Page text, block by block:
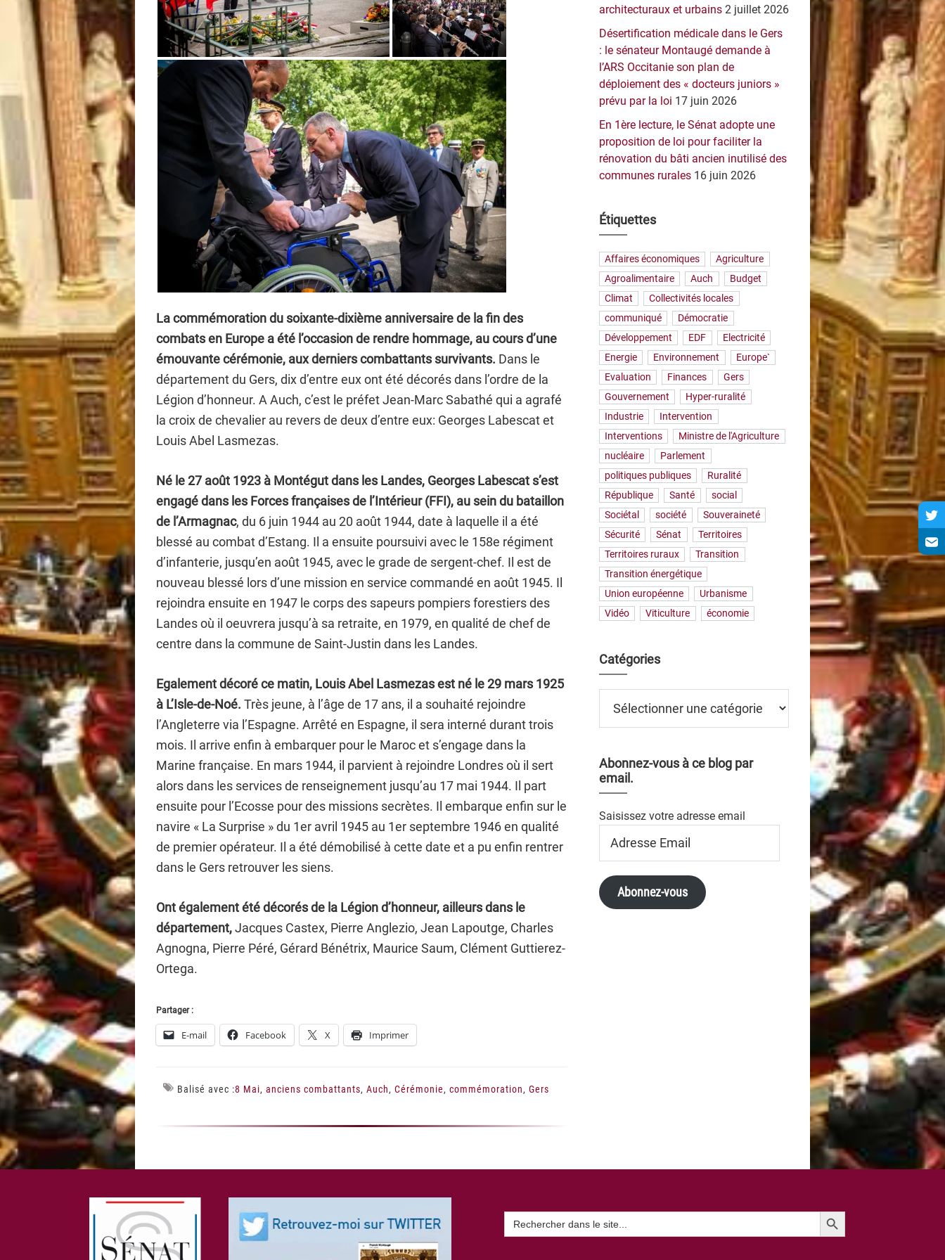
La commémoration du soixante-dixième anniversaire de la fin des
combats en Europe a été l’occasion de rendre hommage, au cours d’une
émouvante cérémonie, aux derniers combattants survivants. Dans le
département du Gers, dix d’entre eux ont été décorés dans l’ordre de la
Légion d’honneur. A Auch, c’est le préfet Jean-Marc Sabathé qui a agrafé
la croix de chevalier au revers de deux d’entre eux: Georges Labescat et
Louis Abel Lasmezas.
Né le 27 août 1923 à Montégut dans les Landes, Georges Labescat s’est
engagé dans les Forces françaises de l’Intérieur (FFI), au sein du bataillon
de l’Armagnac, du 6 juin 1944 au 20 août 1944, date à laquelle il a été
blessé au combat d’Estang. Il a ensuite poursuivi avec le 158e régiment
d’infanterie, jusqu’en août 1945, avec le grade de sergent-chef. Il est de
nouveau blessé lors d’une mission en service commandé en août 1945. Il
rejoindra ensuite en 1947 le corps des sapeurs pompiers forestiers des
Landes où il oeuvrera jusqu’à sa retraite, en 1979, en qualité de chef de
centre dans la commune de Saint-Justin dans les Landes.
Egalement décoré ce matin, Louis Abel Lasmezas est né le 29 mars 1925
à L’Isle-de-Noé. Très jeune, à l’âge de 17 ans, il a souhaité rejoindre
l’Angleterre via l’Espagne. Arrêté en Espagne, il sera interné durant trois
mois. Il arrive enfin à embarquer pour le Maroc et s’engage dans la
Marine française. En mars 1944, il parvient à rejoindre Londres où il sert
alors dans les services de renseignement jusqu’au 17 mai 1944. Il part
ensuite pour l’Ecosse pour des missions secrètes. Il embarque enfin sur le
navire « La Surprise » du 1er avril 1945 au 1er septembre 1946 en qualité
de premier opérateur. Il a été démobilisé à cette date et a pu enfin rentrer
dans le Gers retrouver les siens.
Ont également été décorés de la Légion d’honneur, ailleurs dans le
département,Jacques Castex, Pierre Anglezio, Jean Lapoutge, Charles
Agnogna, Pierre Péré, Gérard Bénétrix, Maurice Saum, Clément Guttierez-
Ortega.
Partager :
E-mail Facebook X Imprimer
Balisé avec :8 Mai, anciens combattants, Auch, Cérémonie, commémoration, Gers
architecturaux et urbains 2 juillet 2026
Désertification médicale dans le Gers
: le sénateur Montaugé demande à
l’ARS Occitanie son plan de
déploiement des « docteurs juniors »
prévu par la loi 17 juin 2026
En 1ère lecture, le Sénat adopte une
proposition de loi pour faciliter la
rénovation du bâti ancien inutilisé des
communes rurales 16 juin 2026
Étiquettes
Affaires économiques
Agriculture
Agroalimentaire
Auch
Budget
Climat
Collectivités locales
communiqué
Démocratie
Développement
EDF
Electricité
Energie
Environnement
Europe`
Evaluation
Finances
Gers
Gouvernement
Hyper-ruralité
Industrie
Intervention
Interventions
Ministre de l'Agriculture
nucléaire
Parlement
politiques publiques
Ruralité
République
Santé
social
Sociétal
société
Souveraineté
Sécurité
Sénat
Territoires
Territoires ruraux
Transition
Transition énergétique
Union européenne
Urbanisme
Vidéo
Viticulture économie
Catégories
Abonnez-vous à ce blog par
email.
Saisissez votre adresse email
Email
Abonnez-vous
Search
for:
Search Button